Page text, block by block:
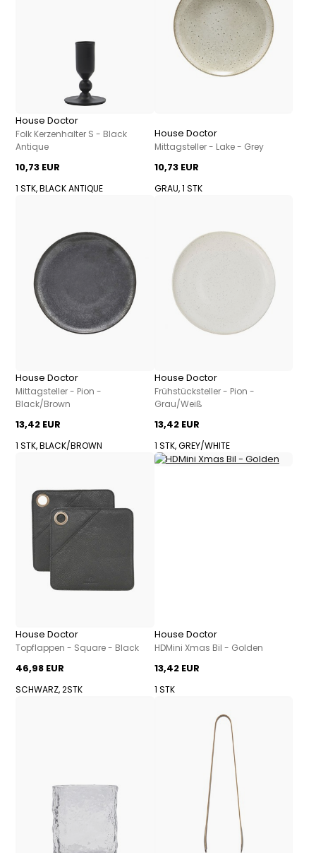
House Doctor
Folk Kerzenhalter S - Black
Antique
10,73 EUR
1 STK, BLACK ANTIQUE
House Doctor
Mittagsteller - Lake - Grey
10,73 EUR
GRAU, 1 STK
House Doctor
Mittagsteller - Pion -
Black/Brown
13,42 EUR
1 STK, BLACK/BROWN
House Doctor
Frühstücksteller - Pion -
Grau/Weiß
13,42 EUR
1 STK, GREY/WHITE
House Doctor
Topflappen - Square - Black
46,98 EUR
SCHWARZ, 2STK
House Doctor
HDMini Xmas Bil - Golden
13,42 EUR
1 STK